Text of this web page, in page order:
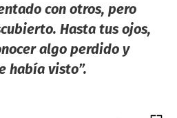
con otros, pero
Hasta tus ojos,
algo perdido y
había visto”.